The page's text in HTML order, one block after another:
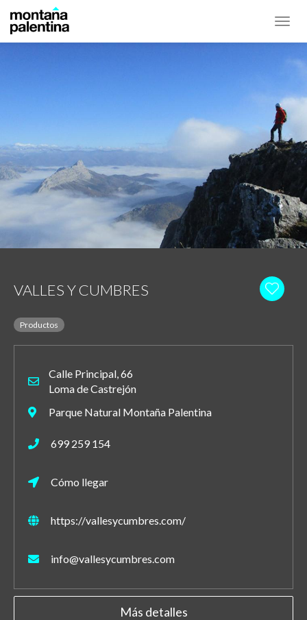
VALLES Y CUMBRES
Productos
Calle Principal, 66
Loma de Castrejón
Parque Natural Montaña Palentina
699 259 154
Cómo llegar
https://vallesycumbres.com/
info@vallesycumbres.com
Más detalles